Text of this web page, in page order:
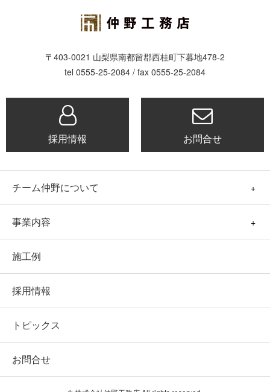
〒403-0021 山梨県南都留郡西桂町下暮地478-2
tel 0555-25-2084 / fax 0555-25-2084
採用情報 お問合せ
チーム仲野について
事業内容
施工例
採用情報
トピックス
お問合せ